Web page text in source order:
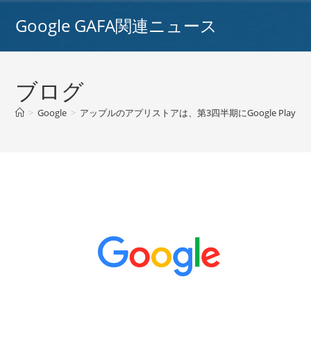
Google GAFA関連ニュース
ブログ
> Google > アップルのアプリストアは、第3四半期にGoogle Play